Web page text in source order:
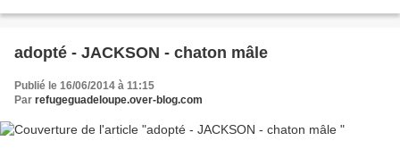
adopté - JACKSON - chaton mâle
Publié le 16/06/2014 à 11:15
Par refugeguadeloupe.over-blog.com